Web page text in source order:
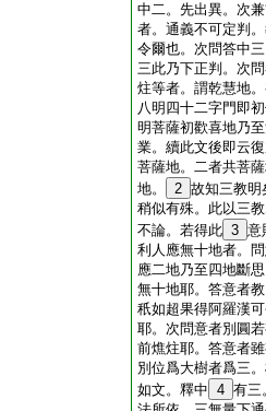
中二。先出異。次
者。通義不可定判
令爾也。次問答中
三此乃下正判。次
炷等者。謂乾慧地
八明四十二字門即
明菩薩初歡喜地乃
業。續此文後即云
菩薩地。二者共菩
地。
2 故知三教明
稍似有殊。此以三
不論。若得此 3 意
利人應無十地者。
應二地乃至四地斷
無十地耶。答意者
秖如超果得阿羅漢
耶。次問意者別圓
前燋炷耶。答意者
別位爲大樹者爲三
如文。釋中 4 有三